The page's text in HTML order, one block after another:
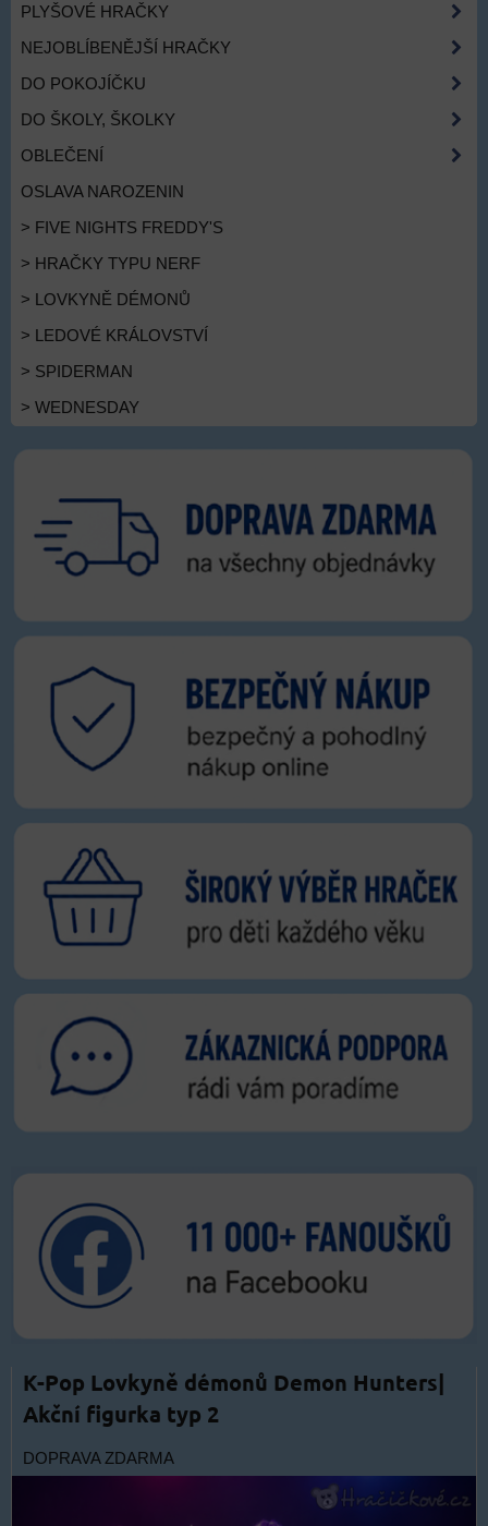
PLYŠOVÉ HRAČKY
NEJOBLÍBENĚJŠÍ HRAČKY
DO POKOJÍČKU
DO ŠKOLY, ŠKOLKY
OBLEČENÍ
OSLAVA NAROZENIN
> FIVE NIGHTS FREDDY'S
> HRAČKY TYPU NERF
> LOVKYNĚ DÉMONŮ
> LEDOVÉ KRÁLOVSTVÍ
> SPIDERMAN
> WEDNESDAY
K-Pop Lovkyně démonů Demon Hunters|
Akční figurka typ 2
DOPRAVA ZDARMA